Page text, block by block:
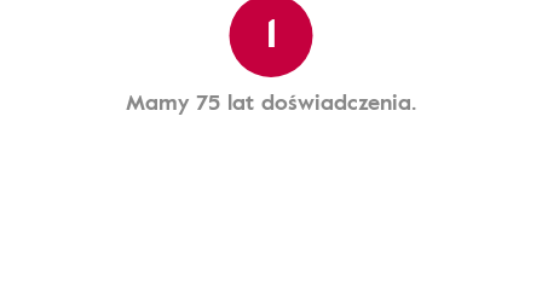
1
Mamy 75 lat doświadczenia.